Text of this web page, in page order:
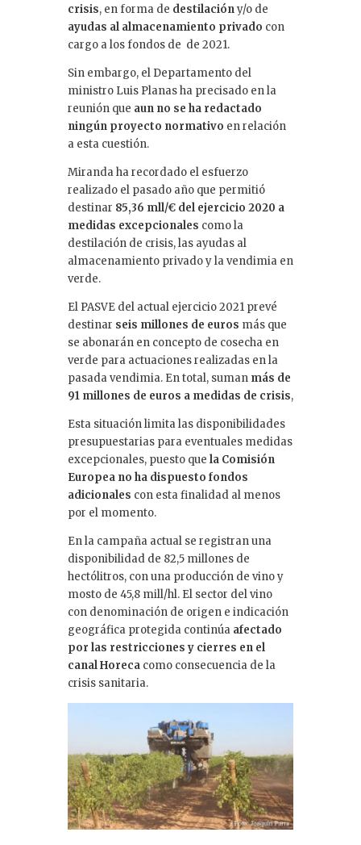
crisis, en forma de destilacióny/o de
ayudas al almacenamiento privado con
cargo a los fondos de de 2021.
Sin embargo, el Departamento del
ministro Luis Planas ha precisado en la
reunión que aun no se ha redactado
ningún proyecto normativo en relación
a esta cuestión.
Miranda ha recordado el esfuerzo
realizado el pasado año que permitió
destinar 85,36 mll/€ del ejercicio 2020 a
medidas excepcionales como la
destilación de crisis, las ayudas al
almacenamiento privado y la vendimia en
verde.
El PASVE del actual ejercicio 2021 prevé
destinar seis millones de euros más que
se abonarán en concepto de cosecha en
verde para actuaciones realizadas en la
pasada vendimia. En total, suman más de
91 millones de euros a medidas de crisis,
Esta situación limita las disponibilidades
presupuestarias para eventuales medidas
excepcionales, puesto que la Comisión
Europea no ha dispuesto fondos
adicionales con esta finalidad al menos
por el momento.
En la campaña actual se registran una
disponibilidad de 82,5 millones de
hectólitros, con una producción de vino y
mosto de 45,8 mill/hl. El sector del vino
con denominación de origen e indicación
geográfica protegida continúa afectado
por las restricciones y cierres en el
canal Horeca como consecuencia de la
crisis sanitaria.